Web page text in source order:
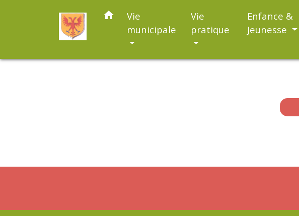
home
Vie
municipale
Vie
pratique
Enfance &
Jeunesse